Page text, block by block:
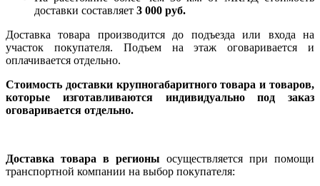
доставки составляет 3 000 руб.
Доставка товара производится до подъезда или входа на
участок покупателя. Подъем на этаж оговаривается и
оплачивается отдельно.
Стоимость доставки крупногабаритного товара и товаров,
которые изготавливаются индивидуально под заказ
оговаривается отдельно.
Доставка товара в регионы осуществляется при помощи
транспортной компании на выбор покупателя: